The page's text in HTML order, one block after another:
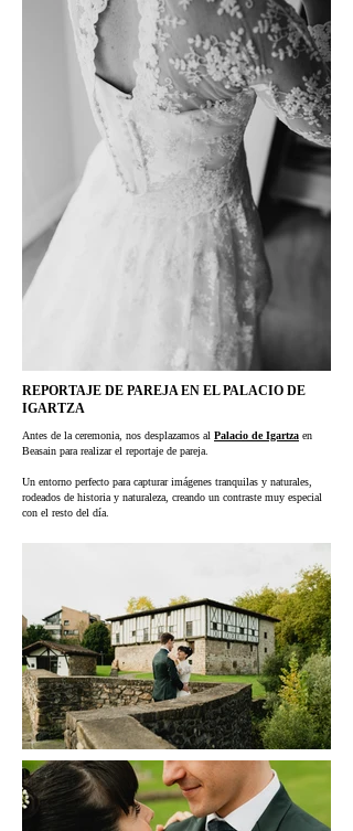
REPORTAJE DE PAREJA EN EL PALACIO DE
IGARTZA
Antes de la ceremonia, nos desplazamos al Palacio de Igartza en
Beasain para realizar el reportaje de pareja.
Un entorno perfecto para capturar imágenes tranquilas y naturales,
rodeados de historia y naturaleza, creando un contraste muy especial
con el resto del día.